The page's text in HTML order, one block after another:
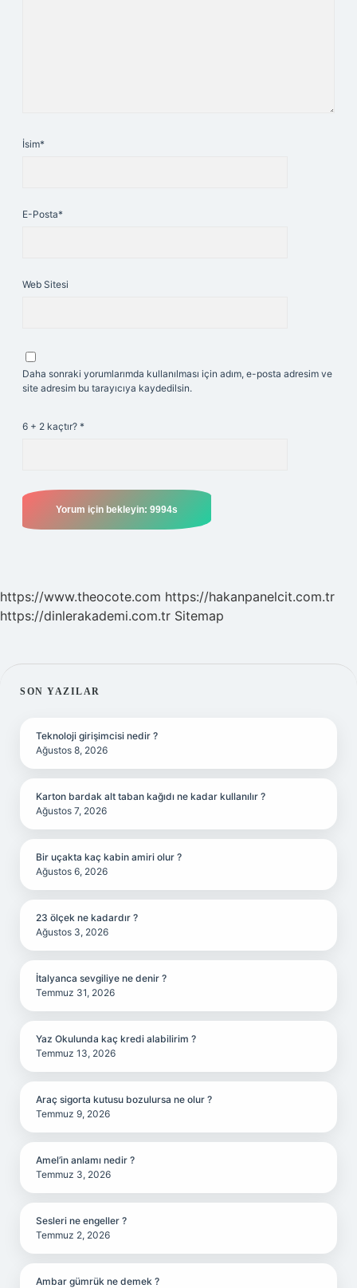
İsim*
E-Posta*
Web Sitesi
Daha sonraki yorumlarımda kullanılması için adım, e-posta adresim ve
site adresim bu tarayıcıya kaydedilsin.
6 + 2 kaçtır? *
https://www.theocote.com https://hakanpanelcit.com.tr
https://dinlerakademi.com.tr Sitemap
SIDEBAR
SON YAZILAR
Teknoloji girişimcisi nedir ?
Ağustos 8, 2026
Karton bardak alt taban kağıdı ne kadar kullanılır ?
Ağustos 7, 2026
Bir uçakta kaç kabin amiri olur ?
Ağustos 6, 2026
23 ölçek ne kadardır ?
Ağustos 3, 2026
İtalyanca sevgiliye ne denir ?
Temmuz 31, 2026
Yaz Okulunda kaç kredi alabilirim ?
Temmuz 13, 2026
Araç sigorta kutusu bozulursa ne olur ?
Temmuz 9, 2026
Amel’in anlamı nedir ?
Temmuz 3, 2026
Sesleri ne engeller ?
Temmuz 2, 2026
Ambar gümrük ne demek ?